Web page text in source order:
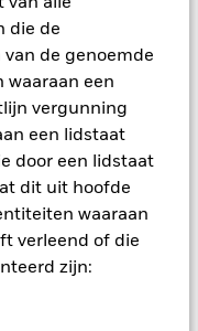
die de
de genoemde
een
vergunning
een lidstaat
door een lidstaat
dit uit hoofde
waaraan
verleend of die
zijn:
door een grotere
algemeen aanvaarde
of door
fonds kan beleggen
die zich minder
Het fonds
Vergeleken met
spreiden door in
de schommelingen
hebben op de
van dit fonds
te dekken. Het
kan een